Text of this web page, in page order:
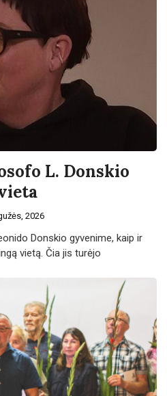
L. Donskio
2026
Donskio gyvenime, kaip ir
vietą. Čia jis turėjo